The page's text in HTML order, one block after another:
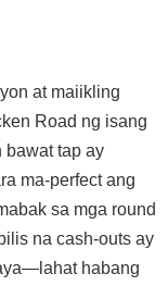
at maiikling
Road ng isang
bawat tap ay
ma-perfect ang
sa mga round
na cash‑outs ay
habang